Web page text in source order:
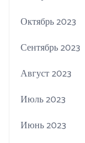
Октябрь 2023
Сентябрь 2023
Август 2023
Июль 2023
Июнь 2023